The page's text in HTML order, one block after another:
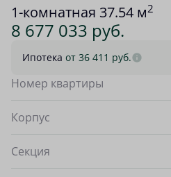
1-комнатная 37.54 м2
8 677 033 руб.
Ипотека от 36 411 руб.
Номер квартиры
Корпус
Секция